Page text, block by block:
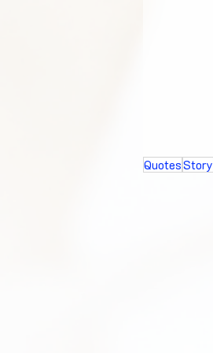
QuotesStory